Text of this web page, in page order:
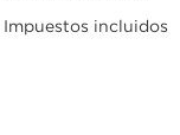
Impuestos incluidos